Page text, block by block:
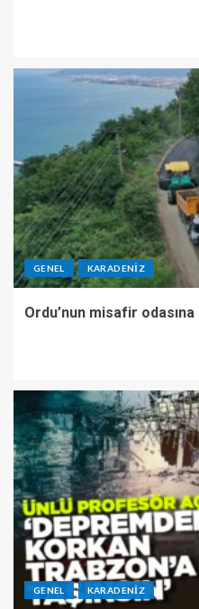
GENEL KARADENIZ
Ordu’nun misafir
GENEL KARADENIZ